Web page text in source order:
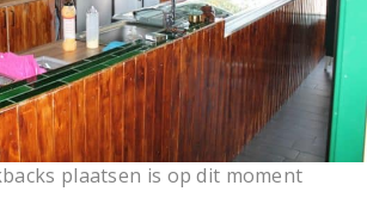
plaatsen is op dit moment